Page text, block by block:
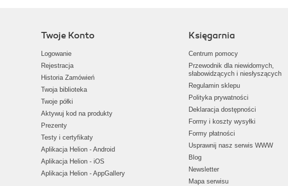
Twoje Konto
Logowanie
Rejestracja
Historia Zamówień
Twoja biblioteka
Twoje półki
Aktywuj kod na produkty
Prezenty
Testy i certyfikaty
Aplikacja Helion - Android
Aplikacja Helion - iOS
Aplikacja Helion - AppGallery
Księgarnia
Centrum pomocy
Przewodnik dla niewidomych,
słabowidzących i niesłyszących
Regulamin sklepu
Polityka prywatności
Deklaracja dostępności
Formy i koszty wysyłki
Formy płatności
Usprawnij nasz serwis WWW
Blog
Newsletter
Mapa serwisu